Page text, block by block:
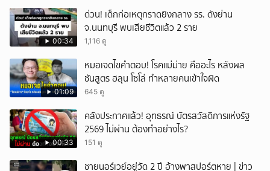
00:34
ด่วน! เด็กก่อเหตุกราดยิงกลาง รร. ดังย่าน
จ.นนทบุรี พบเสียชีวิตแล้ว 2 ราย
1,116 ดู
01:09
หมอเจดไขคำตอบ! โรคแม่ม่าย คืออะไร หลังผล
ชันสูตร ฮลุน โซโล่ ทำหลายคนเข้าใจผิด
645 ดู
00:33
คลังประกาศแล้ว! อุทธรณ์ บัตรสวัสดิการแห่งรัฐ
2569 ไม่ผ่าน ต้องทำอย่างไร?
151 ดู
ชายนอร์เวย์อยู่วัด 2 ปี อ้างพาสปอร์ตหาย | ข่าว